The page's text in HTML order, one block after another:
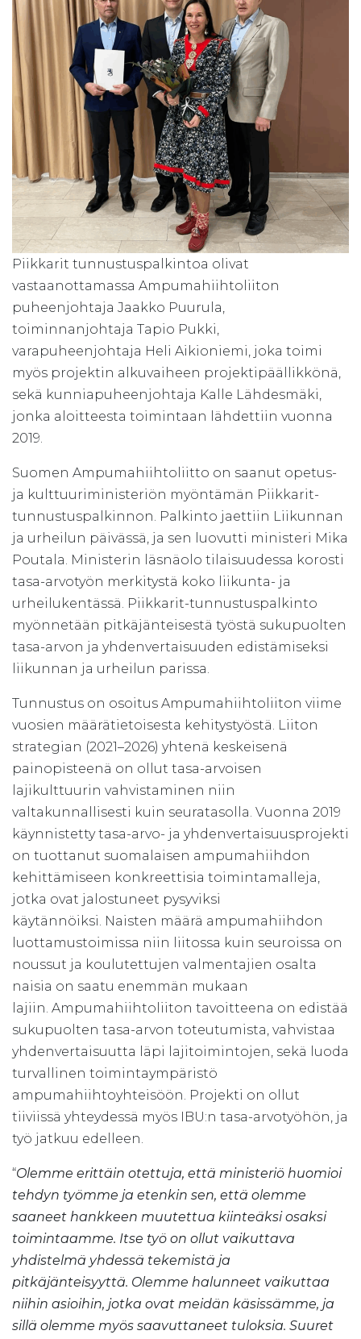
Piikkarit tunnustuspalkintoa olivat
vastaanottamassa Ampumahiihtoliiton
puheenjohtaja Jaakko Puurula,
toiminnanjohtaja Tapio Pukki,
varapuheenjohtaja Heli Aikioniemi, joka toimi
myös projektin alkuvaiheen projektipäällikkönä,
sekä kunniapuheenjohtaja Kalle Lähdesmäki,
jonka aloitteesta toimintaan lähdettiin vuonna
2019.
Suomen Ampumahiihtoliitto on saanut opetus-
ja kulttuuriministeriön myöntämän Piikkarit-
tunnustuspalkinnon. Palkinto jaettiin Liikunnan
ja urheilun päivässä, ja sen luovutti ministeri Mika
Poutala. Ministerin läsnäolo tilaisuudessa korosti
tasa-arvotyön merkitystä koko liikunta- ja
urheilukentässä. Piikkarit-tunnustuspalkinto
myönnetään pitkäjänteisestä työstä sukupuolten
tasa-arvon ja yhdenvertaisuuden edistämiseksi
liikunnan ja urheilun parissa.
Tunnustus on osoitus Ampumahiihtoliiton viime
vuosien määrätietoisesta kehitystyöstä. Liiton
strategian (2021–2026) yhtenä keskeisenä
painopisteenä on ollut tasa-arvoisen
lajikulttuurin vahvistaminen niin
valtakunnallisesti kuin seuratasolla. Vuonna 2019
käynnistetty tasa-arvo- ja yhdenvertaisuusprojekti
on tuottanut suomalaisen ampumahiihdon
kehittämiseen konkreettisia toimintamalleja,
jotka ovat jalostuneet pysyviksi
käytännöiksi. Naisten määrä ampumahiihdon
luottamustoimissa niin liitossa kuin seuroissa on
noussut ja koulutettujen valmentajien osalta
naisia on saatu enemmän mukaan
lajiin. Ampumahiihtoliiton tavoitteena on edistää
sukupuolten tasa-arvon toteutumista, vahvistaa
yhdenvertaisuutta läpi lajitoimintojen, sekä luoda
turvallinen toimintaympäristö
ampumahiihtoyhteisöön. Projekti on ollut
tiiviissä yhteydessä myös IBU:n tasa-arvotyöhön, ja
työ jatkuu edelleen.
“Olemme erittäin otettuja, että ministeriö huomioi
tehdyn työmme ja etenkin sen, että olemme
saaneet hankkeen muutettua kiinteäksi osaksi
toimintaamme. Itse työ on ollut vaikuttava
yhdistelmä yhdessä tekemistä ja
pitkäjänteisyyttä. Olemme halunneet vaikuttaa
niihin asioihin, jotka ovat meidän käsissämme, ja
sillä olemme myös saavuttaneet tuloksia. Suuret